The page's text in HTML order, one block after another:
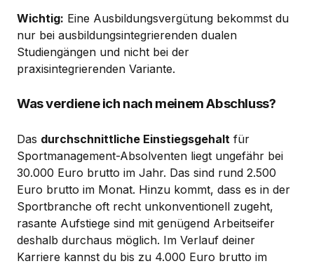
Wichtig: Eine Ausbildungsvergütung bekommst du
nur bei ausbildungsintegrierenden dualen
Studiengängen und nicht bei der
praxisintegrierenden Variante.
Was verdiene ich nach meinem Abschluss?
Das durchschnittliche Einstiegsgehalt für
Sportmanagement-Absolventen liegt ungefähr bei
30.000 Euro brutto im Jahr. Das sind rund 2.500
Euro brutto im Monat. Hinzu kommt, dass es in der
Sportbranche oft recht unkonventionell zugeht,
rasante Aufstiege sind mit genügend Arbeitseifer
deshalb durchaus möglich. Im Verlauf deiner
Karriere kannst du bis zu 4.000 Euro brutto im